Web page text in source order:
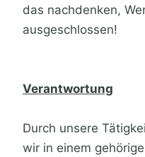
das nachdenken,
ausgeschlossen!
Verantwortung
Durch unsere
wir in einem